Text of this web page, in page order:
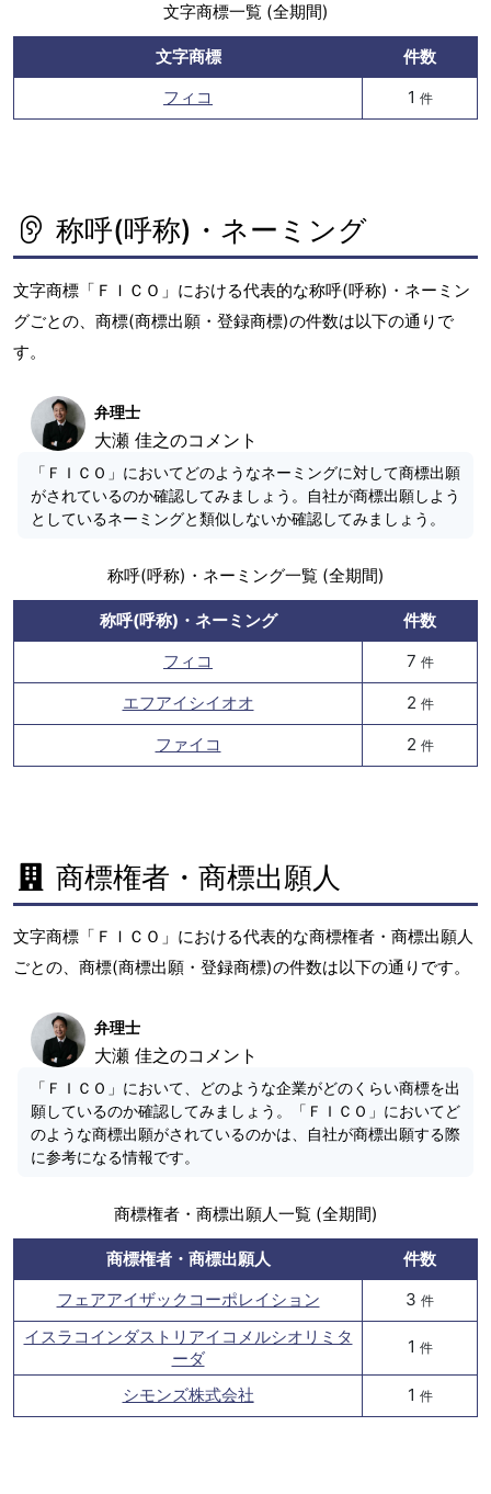
文字商標一覧 (全期間)
文字商標
件数
フィコ
1 件
称呼(呼称)・ネーミング
文字商標「ＦＩＣＯ」における代表的な称呼(呼称)・ネーミン
グごとの、商標(商標出願・登録商標)の件数は以下の通りで
す。
弁理士
大瀬 佳之のコメント
「ＦＩＣＯ」においてどのようなネーミングに対して商標出願
がされているのか確認してみましょう。自社が商標出願しよう
としているネーミングと類似しないか確認してみましょう。
称呼(呼称)・ネーミング一覧 (全期間)
称呼(呼称)・ネーミング
件数
フィコ
7 件
エフアイシイオオ 2 件
ファイコ 2 件
商標権者・商標出願人
文字商標「ＦＩＣＯ」における代表的な商標権者・商標出願人
ごとの、商標(商標出願・登録商標)の件数は以下の通りです。
弁理士
大瀬 佳之のコメント
「ＦＩＣＯ」において、どのような企業がどのくらい商標を出
願しているのか確認してみましょう。「ＦＩＣＯ」においてど
のような商標出願がされているのかは、自社が商標出願する際
に参考になる情報です。
商標権者・商標出願人一覧 (全期間)
商標権者・商標出願人
件数
フェアアイザックコーポレイション
3 件
イスラコインダストリアイコメルシオリミタ
ーダ
1 件
シモンズ株式会社 1 件